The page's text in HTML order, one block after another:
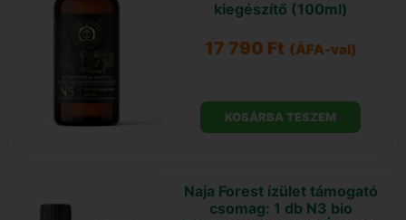
kiegészítő (100ml)
17 790 Ft (ÁFA-val)
KOSÁRBA TESZEM
Naja Forest ízület támogató
csomag: 1 db N3 bio